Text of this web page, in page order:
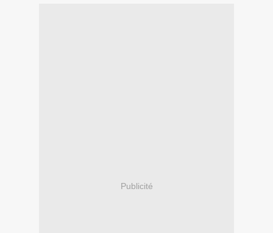
Publicité